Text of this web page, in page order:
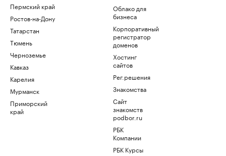
Пермский край
Ростов-на-Дону
Татарстан
Тюмень
Черноземье
Кавказ
Карелия
Мурманск
Приморский
край
Облако для
бизнеса
Корпоративный
регистратор
доменов
Хостинг
сайтов
Рег.решения
Знакомства
Сайт
знакомств
podbor.ru
РБК
Компании
РБК Курсы